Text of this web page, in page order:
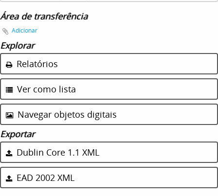
Área de transferência
Adicionar
Explorar
Relatórios
Ver como lista
Navegar objetos digitais
Exportar
Dublin Core 1.1 XML
EAD 2002 XML